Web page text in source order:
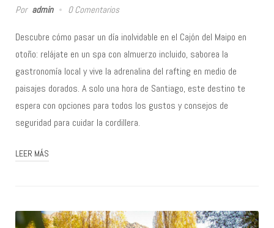
Por admin 0 Comentarios
Descubre cómo pasar un día inolvidable en el Cajón del Maipo en
otoño: relájate en un spa con almuerzo incluido, saborea la
gastronomía local y vive la adrenalina del rafting en medio de
paisajes dorados. A solo una hora de Santiago, este destino te
espera con opciones para todos los gustos y consejos de
seguridad para cuidar la cordillera.
LEER MÁS